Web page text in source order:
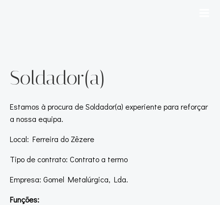
Soldador(a)
Estamos à procura de Soldador(a) experiente para reforçar
a nossa equipa.
Local: Ferreira do Zêzere
Tipo de contrato: Contrato a termo
Empresa: Gomel Metalúrgica, Lda.
Funções: